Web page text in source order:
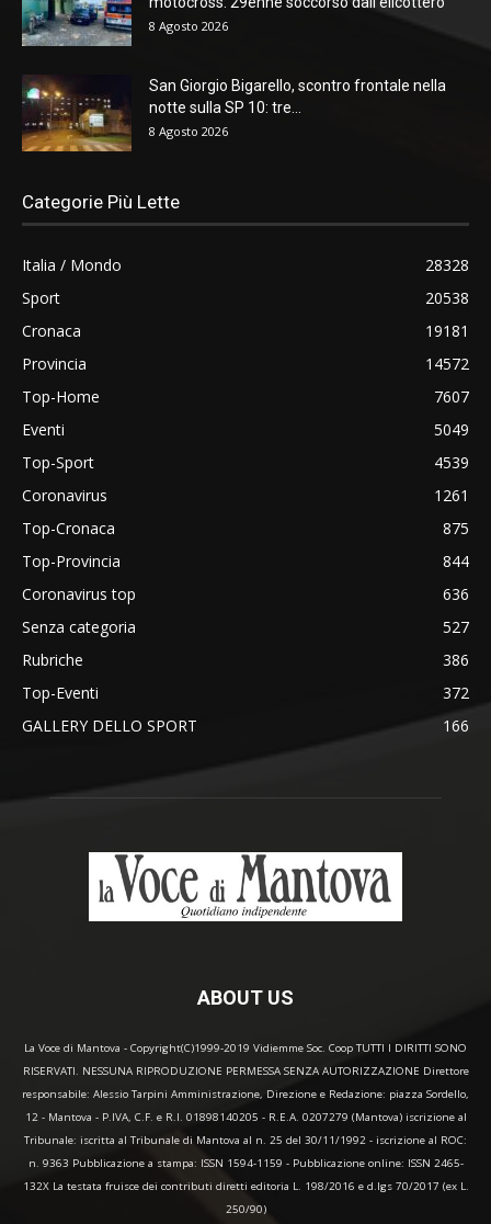
8 Agosto 2026
San Giorgio Bigarello, scontro frontale nella
notte sulla SP 10: tre...
8 Agosto 2026
Categorie Più Lette
Italia / Mondo
28328
Sport
20538
Cronaca
19181
Provincia
14572
Top-Home
7607
Eventi
5049
Top-Sport
4539
Coronavirus
1261
Top-Cronaca
875
Top-Provincia
844
Coronavirus top
636
Senza categoria
527
Rubriche
386
Top-Eventi
372
GALLERY DELLO SPORT
166
ABOUT US
La Voce di Mantova - Copyright(C)1999-2019 Vidiemme Soc. Coop TUTTI I DIRITTI SONO
RISERVATI. NESSUNA RIPRODUZIONE PERMESSA SENZA AUTORIZZAZIONE Direttore
responsabile: Alessio Tarpini Amministrazione, Direzione e Redazione: piazza Sordello,
12 - Mantova - P.IVA, C.F. e R.I. 01898140205 - R.E.A. 0207279 (Mantova) iscrizione al
Tribunale: iscritta al Tribunale di Mantova al n. 25 del 30/11/1992 - iscrizione al ROC:
n. 9363 Pubblicazione a stampa: ISSN 1594-1159 - Pubblicazione online: ISSN 2465-
132X La testata fruisce dei contributi diretti editoria L. 198/2016 e d.lgs 70/2017 (ex L.
250/90)